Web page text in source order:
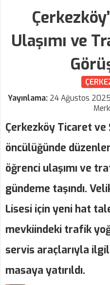
Ulaşımı ve
Yayınlama: 24 Ağustos
Çerkezköy Ticaret ve
öncülüğünde
öğrenci ulaşımı ve
gündeme taşındı.
Lisesi için yeni hat
mevkiindeki trafik
servis araçlarıyla
masaya yatırıldı.